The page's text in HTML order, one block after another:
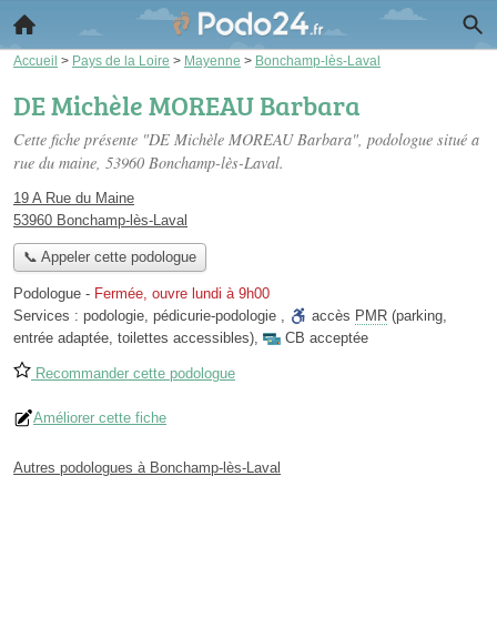
Accueil > Pays de la Loire > Mayenne > Bonchamp-lès-Laval
DE Michèle MOREAU Barbara
Cette fiche présente "DE Michèle MOREAU Barbara", podologue situé a
rue du maine, 53960 Bonchamp-lès-Laval.
19 A Rue du Maine
53960 Bonchamp-lès-Laval
📞 Appeler cette podologue
Podologue - Fermée, ouvre lundi à 9h00
Services : podologie, pédicurie-podologie , accès PMR (parking,
entrée adaptée, toilettes accessibles), CB acceptée
Recommander cette podologue
Améliorer cette fiche
Autres podologues à Bonchamp-lès-Laval